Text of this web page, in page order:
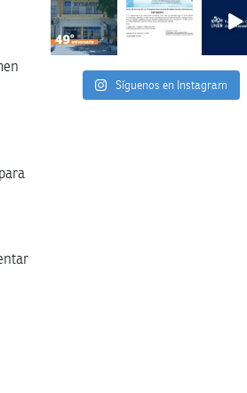
Síguenos en Instagram